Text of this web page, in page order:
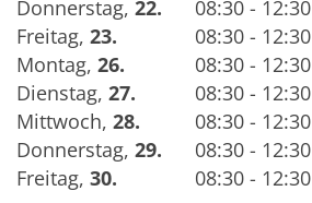
Donnerstag, 22.
08:30 - 12:30
Freitag, 23.
08:30 - 12:30
Montag, 26.
08:30 - 12:30
Dienstag, 27.
08:30 - 12:30
Mittwoch, 28.
08:30 - 12:30
Donnerstag, 29.
08:30 - 12:30
Freitag, 30.
08:30 - 12:30